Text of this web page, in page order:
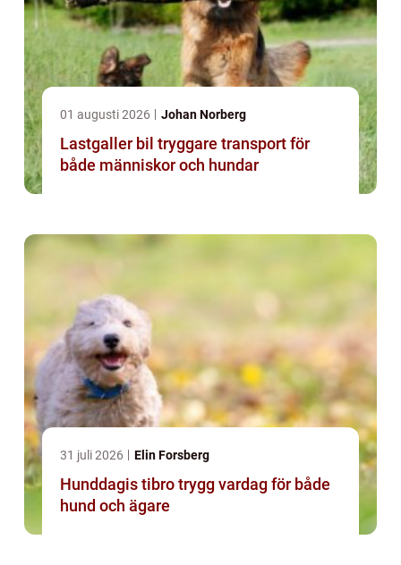
01 augusti 2026 Johan Norberg
Lastgaller bil tryggare transport för
både människor och hundar
31 juli 2026 Elin Forsberg
Hunddagis tibro trygg vardag för både
hund och ägare